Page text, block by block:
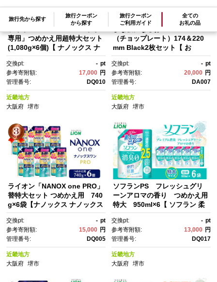
旅行先から探す
旅行クーポン
から探す
旅行クーポン
ご利用ガイド
全ての
お礼の品
ライオン「NANOXoneニオイ
専用」つめかえ用超特大セット
(1,080g×6個)【 ナノックス ナ
め替え用 人気 おすすめ 日用
品 消耗品 大阪 堺市】
交換pt: - pt
参考寄附額:
17,000 円
管理番号:
DQ010
近畿地方
大阪府
堺市
まな板になるお皿 CHOPLATE
（チョップレート）174＆220
mm Black2枚セット【 お
ト 耐久性 高品質 おしゃれ アウ
トドア ホームパーティ ブラッ
ク 人気 おすすめ 調理器具 食
器 大阪府 堺市】
交換pt: - pt
参考寄附額:
20,000 円
管理番号:
DA007
近畿地方
大阪府 堺市
ライオン「NANOX one PRO」
替特大セット つめかえ用 740
g×6袋【ナノックス ナノックス
剤 詰め替え用 日用品 消耗品 人
気 おすすめ 大阪 堺市】
交換pt: - pt
参考寄附額:
15,000 円
管理番号:
DQ005
近畿地方
大阪府
堺市
ソフランPS フレッシュグリ
ーンアロマの香り つめかえ用
特大 950ml×6【 ソフラン 柔
すすめ 衣類用 日用品 消耗品 送
料無料 大阪 堺市】
交換pt: - pt
参考寄附額:
13,000 円
管理番号:
DQ017
近畿地方
大阪府 堺市